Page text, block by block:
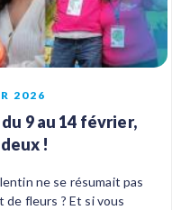
2026
9 au 14 février,
!
ne se résumait pas
de fleurs ? Et si vous